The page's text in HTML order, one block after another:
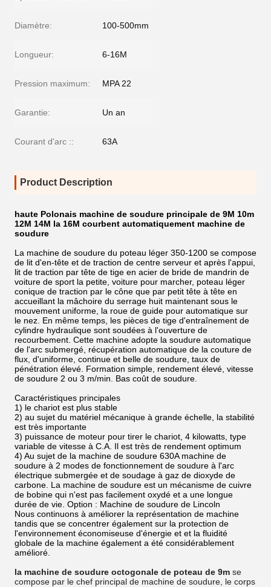
Diamètre: 100-500mm
Longueur: 6-16M
Pression maximum: MPA 22
Garantie: Un an
Courant d'arc :: 63A
Product Description
haute Polonais machine de soudure principale de 9M 10m
12M 14M la 16M courbent automatiquement machine de
soudure
La machine de soudure du poteau léger 350-1200 se compose
de lit d'en-tête et de traction de centre serveur et après l'appui,
lit de traction par tête de tige en acier de bride de mandrin de
voiture de sport la petite, voiture pour marcher, poteau léger
conique de traction par le cône que par petit tête à tête en
accueillant la mâchoire du serrage huit maintenant sous le
mouvement uniforme, la roue de guide pour automatique sur
le nez. En même temps, les pièces de tige d'entraînement de
cylindre hydraulique sont soudées à l'ouverture de
recourbement. Cette machine adopte la soudure automatique
de l'arc submergé, récupération automatique de la couture de
flux, d'uniforme, continue et belle de soudure, taux de
pénétration élevé. Formation simple, rendement élevé, vitesse
de soudure 2 ou 3 m/min. Bas coût de soudure.
Caractéristiques principales
1) le chariot est plus stable
2) au sujet du matériel mécanique à grande échelle, la stabilité
est très importante
3) puissance de moteur pour tirer le chariot, 4 kilowatts, type
variable de vitesse à C.A. Il est très de rendement optimum
4) Au sujet de la machine de soudure 630A machine de
soudure à 2 modes de fonctionnement de soudure à l'arc
électrique submergée et de soudage à gaz de dioxyde de
carbone. La machine de soudure est un mécanisme de cuivre
de bobine qui n'est pas facilement oxydé et a une longue
durée de vie. Option : Machine de soudure de Lincoln
Nous continuons à améliorer la représentation de machine
tandis que se concentrer également sur la protection de
l'environnement économiseuse d'énergie et et la fluidité
globale de la machine également a été considérablement
amélioré.
la machine de soudure octogonale de poteau de 9m se
compose par le chef principal de machine de soudure, le corps